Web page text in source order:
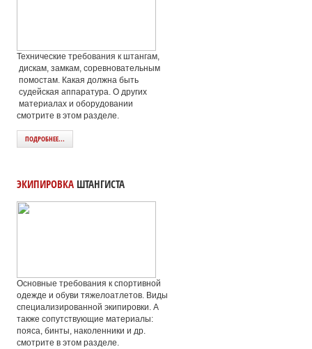
Технические требования к штангам,
дискам, замкам, соревновательным
помостам. Какая должна быть
судейская аппаратура. О других
материалах и оборудовании
смотрите в этом разделе.
ПОДРОБНЕЕ...
ЭКИПИРОВКА ШТАНГИСТА
Основные требования к спортивной
одежде и обуви тяжелоатлетов. Виды
специализированной экипировки. А
также сопутствующие материалы:
пояса, бинты, наколенники и др.
смотрите в этом разделе.